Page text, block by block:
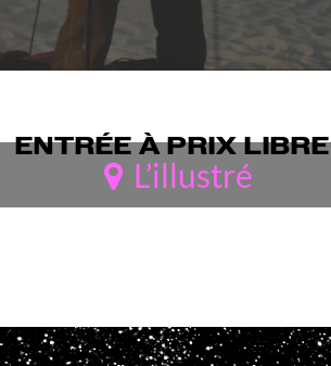
ENTRÉE À PRIX LIBRE
L’illustré